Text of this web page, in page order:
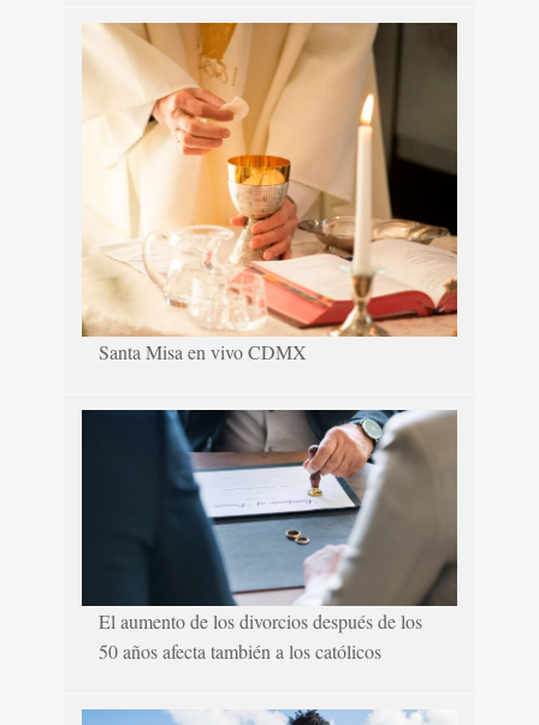
Santa Misa en vivo CDMX
El aumento de los divorcios después de los
50 años afecta también a los católicos